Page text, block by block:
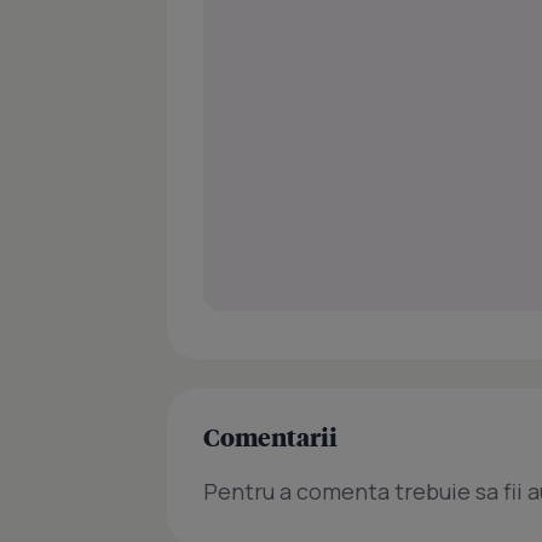
Comentarii
Pentru a comenta trebuie sa fii